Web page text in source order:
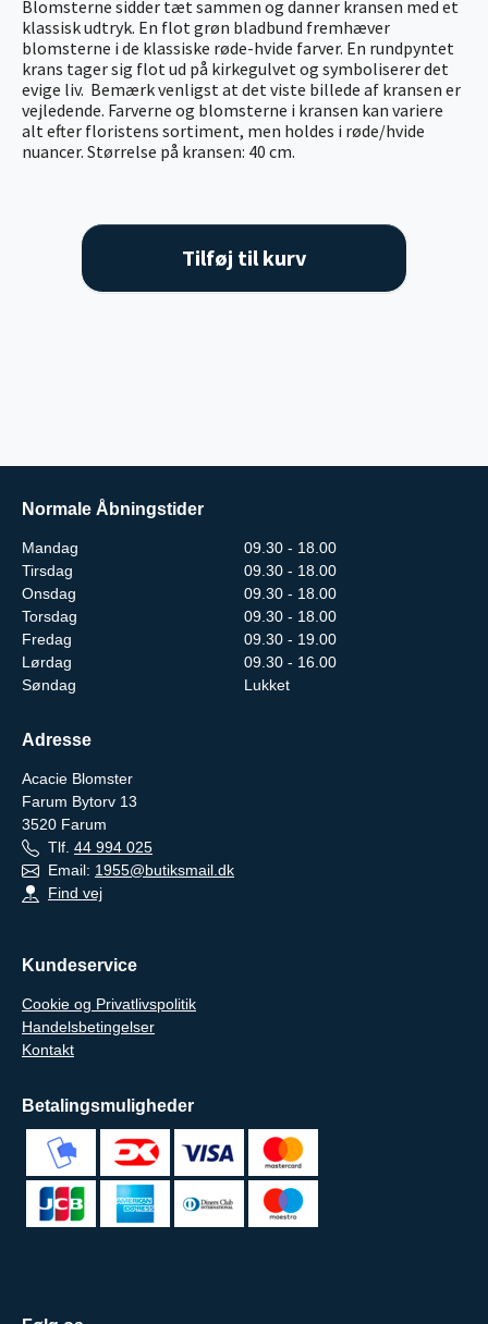
Blomsterne sidder tæt sammen og danner kransen med et
klassisk udtryk. En flot grøn bladbund fremhæver
blomsterne i de klassiske røde-hvide farver. En rundpyntet
krans tager sig flot ud på kirkegulvet og symboliserer det
evige liv. Bemærk venligst at det viste billede af kransen er
vejledende. Farverne og blomsterne i kransen kan variere
alt efter floristens sortiment, men holdes i røde/hvide
nuancer. Størrelse på kransen: 40 cm.
Tilføj til kurv
Normale Åbningstider
Mandag
09.30 - 18.00
Tirsdag
09.30 - 18.00
Onsdag
09.30 - 18.00
Torsdag
09.30 - 18.00
Fredag
09.30 - 19.00
Lørdag
09.30 - 16.00
Søndag
Lukket
Adresse
Acacie Blomster
Farum Bytorv 13
3520 Farum
Tlf. 44 994 025
Email: 1955@butiksmail.dk
Find vej
Kundeservice
Cookie og Privatlivspolitik
Handelsbetingelser
Kontakt
Betalingsmuligheder